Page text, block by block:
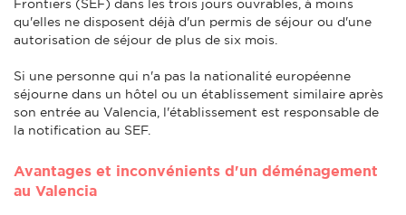
Frontiers (SEF) dans les trois jours ouvrables, à moins
qu'elles ne disposent déjà d'un permis de séjour ou d'une
autorisation de séjour de plus de six mois.
Si une personne qui n'a pas la nationalité européenne
séjourne dans un hôtel ou un établissement similaire après
son entrée au Valencia, l'établissement est responsable de
la notification au SEF.
Avantages et inconvénients d'un déménagement
au Valencia